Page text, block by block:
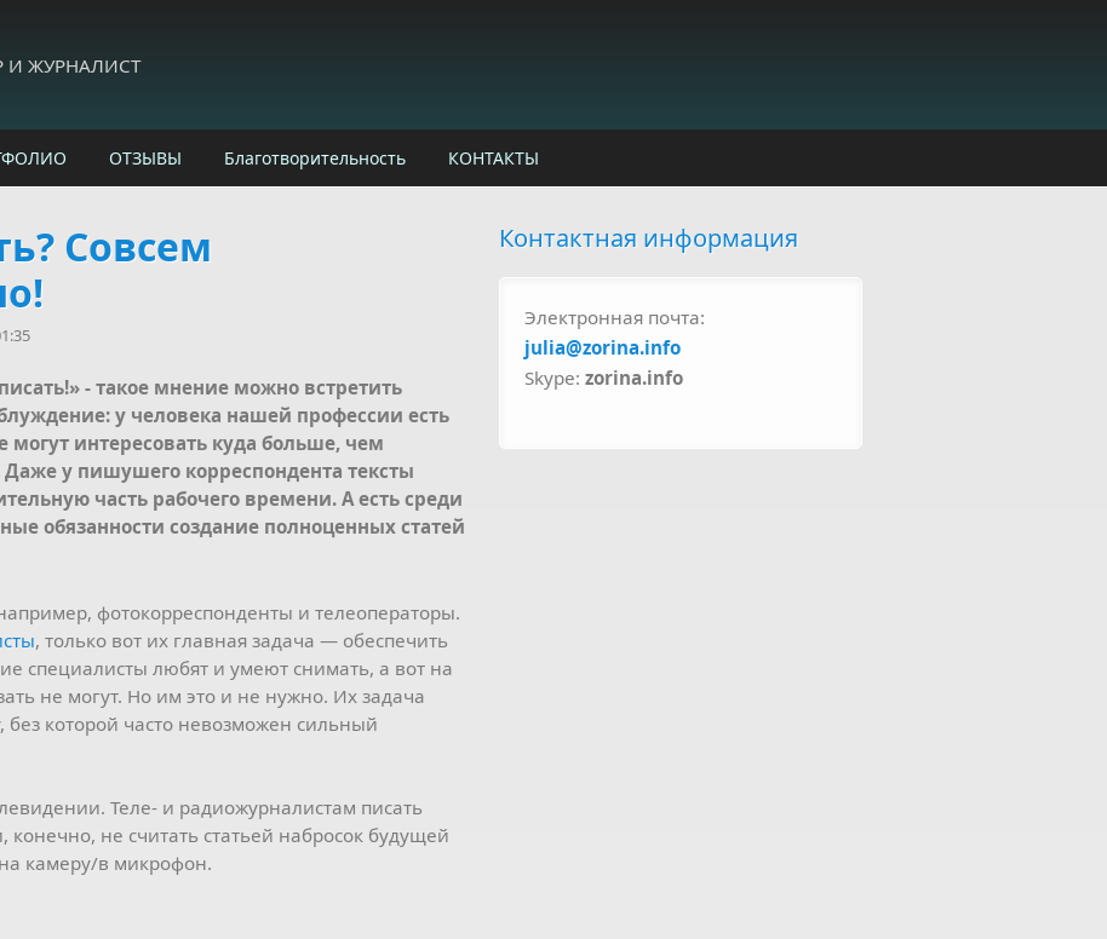
И ЖУРНАЛИСТ
ОТЗЫВЫ Благотворительность КОНТАКТЫ
Совсем
- такое мнение можно встретить
у человека нашей профессии есть
могут интересовать куда больше, чем
Даже у пишушего корреспондента тексты
часть рабочего времени. А есть среди
обязанности создание полноценных статей
фотокорреспонденты и телеоператоры.
, только вот их главная задача — обеспечить
специалисты любят и умеют снимать, а вот на
не могут. Но им это и не нужно. Их задача
без которой часто невозможен сильный
Теле- и радиожурналистам писать
конечно, не считать статьей набросок будущей
камеру/в микрофон.
Контактная информация
Электронная почта:
julia@zorina.info
Skype: zorina.info